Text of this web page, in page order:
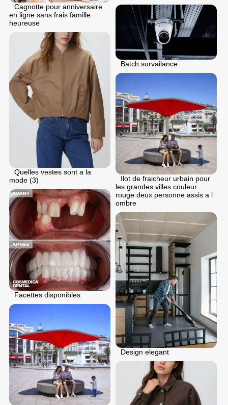
Cagnotte pour anniversaire
en ligne sans frais famille
heureuse
Batch survailance
Quelles vestes sont a la
mode (3)
Ilot de fraicheur urbain pour
les grandes villes couleur
rouge deux personne assis a l
ombre
Facettes disponibles
Design elegant